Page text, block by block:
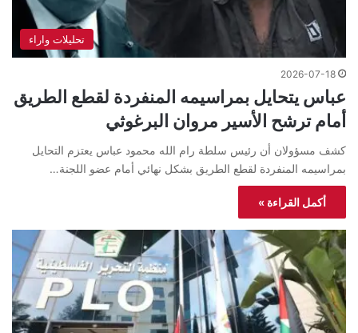
تحليلات واراء
2026-07-18
عباس يتحايل بمراسيمه المنفردة لقطع الطريق
أمام ترشح الأسير مروان البرغوثي
كشف مسؤولان أن رئيس سلطة رام الله محمود عباس يعتزم التحايل
بمراسيمه المنفردة لقطع الطريق بشكل نهائي أمام عضو اللجنة…
أكمل القراءة »